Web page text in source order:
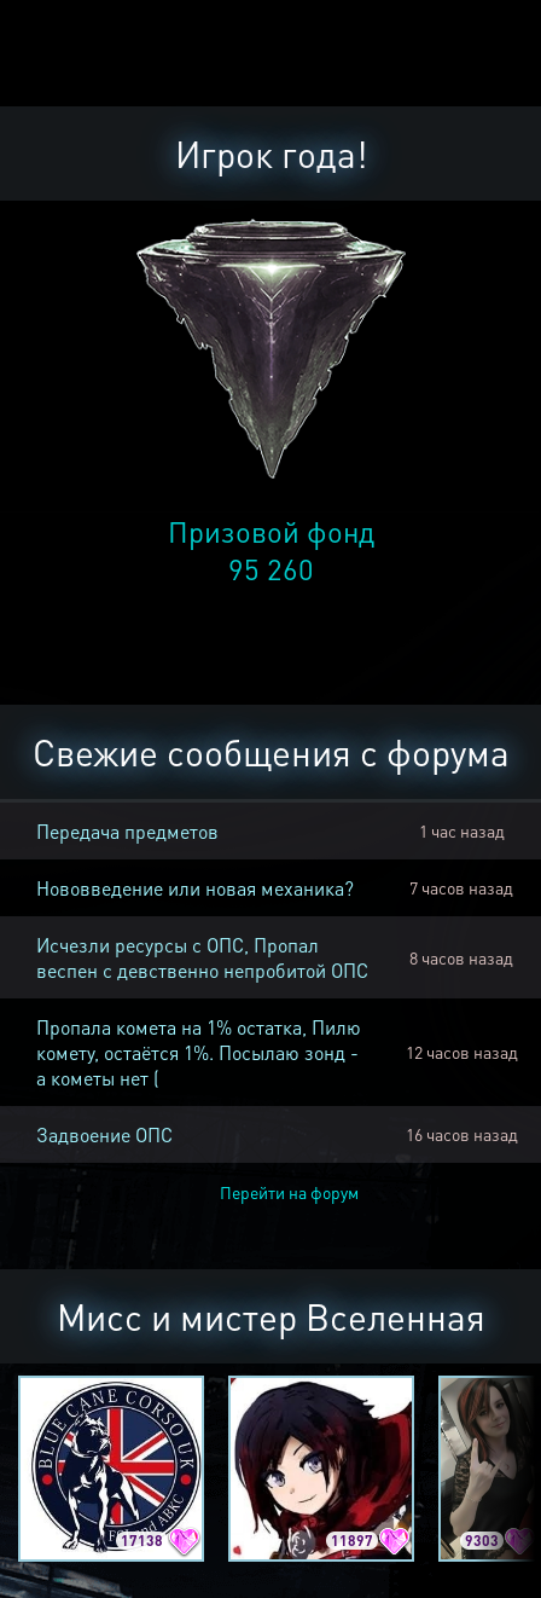
Игрок года!
Призовой фонд
95 260
Свежие сообщения с форума
Передача предметов 1 час назад
Нововведение или новая механика? 7 часов назад
Исчезли ресурсы с ОПС, Пропал
веспен с девственно непробитой ОПС
8 часов назад
Пропала комета на 1% остатка, Пилю
комету, остаётся 1%. Посылаю зонд -
а кометы нет (
12 часов назад
Задвоение ОПС 16 часов назад
Перейти на форум
Мисс и мистер Вселенная
17138 11897 9303